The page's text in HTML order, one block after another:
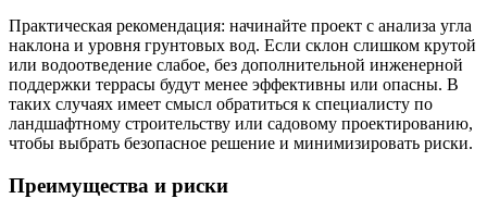
Практическая рекомендация: начинайте проект с анализа угла
наклона и уровня грунтовых вод. Если склон слишком крутой
или водоотведение слабое, без дополнительной инженерной
поддержки террасы будут менее эффективны или опасны. В
таких случаях имеет смысл обратиться к специалисту по
ландшафтному строительству или садовому проектированию,
чтобы выбрать безопасное решение и минимизировать риски.
Преимущества и риски